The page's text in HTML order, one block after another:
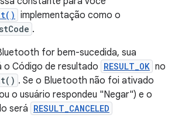
implementação como o
.
for bem-sucedida, sua
o Código de resultado RESULT_OK no
. Se o Bluetooth não foi ativado
o usuário respondeu "Negar") e o
será RESULT_CANCELED